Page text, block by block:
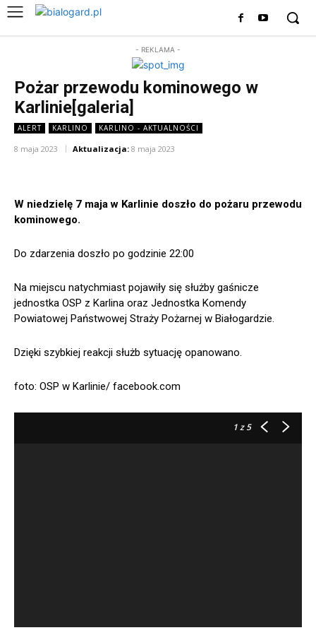
- REKLAMA -
Pożar przewodu kominowego w
Karlinie[galeria]
ALERT KARLINO KARLINO - AKTUALNOŚCI
8 maja 2023 Aktualizacja: 8 maja 2023
W niedzielę 7 maja w Karlinie doszło do pożaru przewodu
kominowego.
Do zdarzenia doszło po godzinie 22:00
Na miejscu natychmiast pojawiły się służby gaśnicze
jednostka OSP z Karlina oraz Jednostka Komendy
Powiatowej Państwowej Straży Pożarnej w Białogardzie.
Dzięki szybkiej reakcji służb sytuację opanowano.
foto: OSP w Karlinie/ facebook.com
1z 5